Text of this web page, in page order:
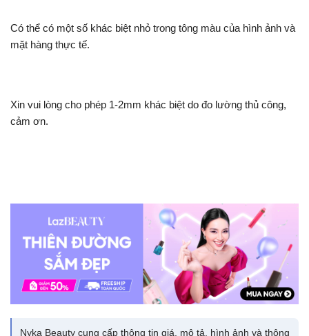
Có thể có một số khác biệt nhỏ trong tông màu của hình ảnh và
mặt hàng thực tế.
Xin vui lòng cho phép 1-2mm khác biệt do đo lường thủ công,
cảm ơn.
Nyka Beauty cung cấp thông tin giá, mô tả, hình ảnh và thông